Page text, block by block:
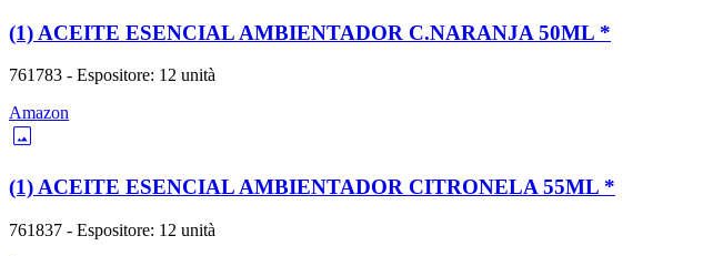
(1) ACEITE ESENCIAL AMBIENTADOR C.NARANJA 50ML *
761783 - Espositore: 12 unità
Amazon
image
(1) ACEITE ESENCIAL AMBIENTADOR CITRONELA 55ML *
761837 - Espositore: 12 unità